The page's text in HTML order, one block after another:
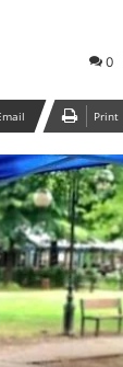
0
Print